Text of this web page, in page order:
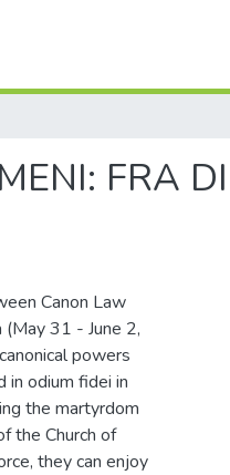
FRA
Canon Law
31 - June 2,
powers
in odium fidei in
the martyrdom
the Church of
they can enjoy